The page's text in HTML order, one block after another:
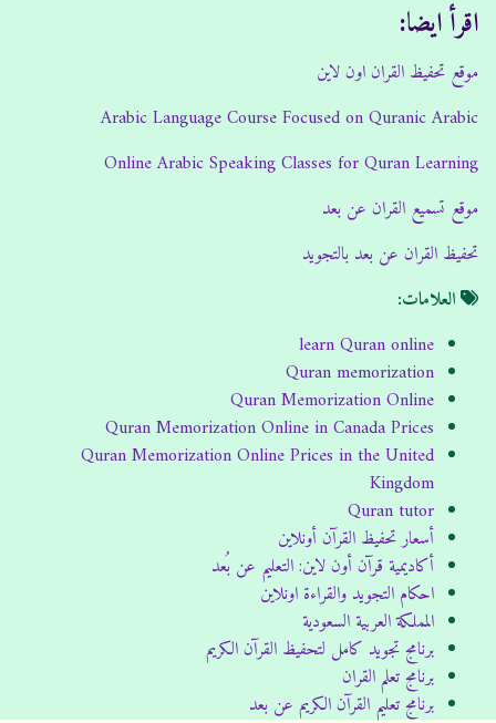
اقرأ ايضا:
موقع تحفيظ القران اون لاين
Arabic Language Course Focused on Quranic Arabic
Online Arabic Speaking Classes for Quran Learning
موقع تسميع القران عن بعد
تحفيظ القران عن بعد بالتجويد
العلامات:
learn Quran online
Quran memorization
Quran Memorization Online
Quran Memorization Online in Canada Prices
Quran Memorization Online Prices in the United
Kingdom
Quran tutor
أسعار تحفيظ القرآن أونلاين
أكاديمية قرآن أون لاين: التعليم عن بُعد
احكام التجويد والقراءة اونلاين
المملكة العربية السعودية
برنامج تجويد كامل لتحفيظ القرآن الكريم
برنامج تعلم القران
برنامج تعليم القرآن الكريم عن بعد